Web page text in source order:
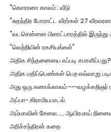
"கொரானா காலம் : வீடு
"சுதந்திர போராட்ட வீரர்கள் 27
"வடசென்னை பிளாட்பாரத்தில் இருந்து
"வெற்றியின் ரகசியங்கள்"
அதிக சிந்தனையை எப்படி சமாளிப்பது?
அதிக மதிப்பெண்கள் பெற எவ்வாறு
அது ஒரு கனாக்காலம் ---வழக்கறிஞர்
அப்பா- கிராமியபாடல்
அம்மாவின் சேலை..... ஆயிரமாய்
அரிச்சந்திரன் கதை